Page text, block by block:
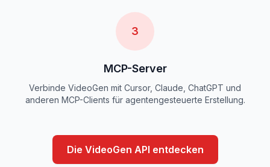
3
MCP-Server
Verbinde VideoGen mit Cursor, Claude, ChatGPT und
anderen MCP-Clients für agentengesteuerte Erstellung.
Die VideoGen API entdecken